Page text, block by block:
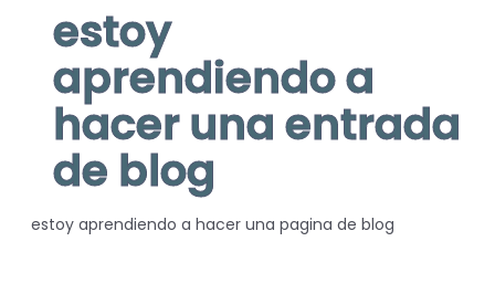
estoy
aprendiendo a
hacer una entrada
de blog
estoy aprendiendo a hacer una pagina de blog